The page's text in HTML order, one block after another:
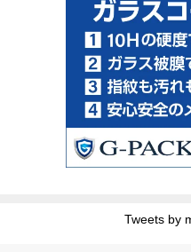
Tweets by